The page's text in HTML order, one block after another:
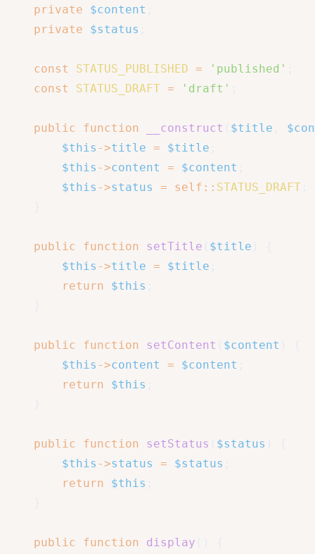
private
$content
private
$status
const STATUS_PUBLISHED = 'published'
const
STATUS_DRAFT = 'draft'
public function __construct $title
$this ->title = $title
$this ->content = $content
$this ->status = self :: STATUS_DRAFT
public function setTitle $title
$this ->title = $title
return
$this
public function setContent $content
$this ->content = $content
return
$this
public function setStatus $status
$this ->status = $status
return
$this
public function display